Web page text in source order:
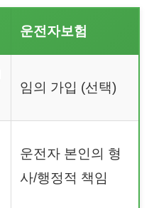
운전자보험
임의 가입 (선택)
운전자 본인의 형
사/행정적 책임